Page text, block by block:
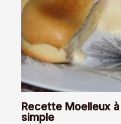
Recette Moelleux
simple